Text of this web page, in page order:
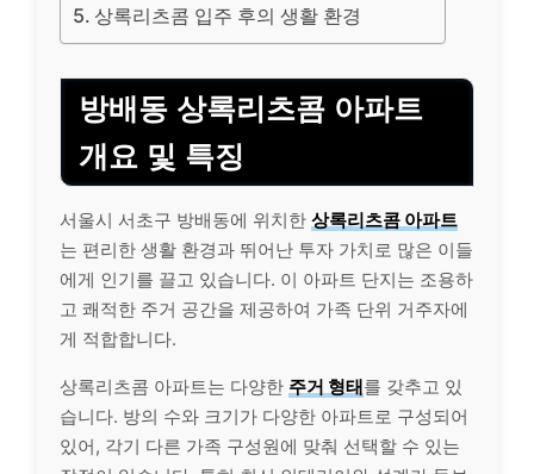
상록리츠콤 입주 후의 생활 환경
방배동 상록리츠콤 아파트
개요 및 특징
서울시 서초구 방배동에 위치한 상록리츠콤 아파트
는 편리한 생활 환경과 뛰어난 투자 가치로 많은 이들
에게 인기를 끌고 있습니다. 이 아파트 단지는 조용하
고 쾌적한 주거 공간을 제공하여 가족 단위 거주자에
게 적합합니다.
상록리츠콤 아파트는 다양한 주거 형태를 갖추고 있
습니다. 방의 수와 크기가 다양한 아파트로 구성되어
있어, 각기 다른 가족 구성원에 맞춰 선택할 수 있는